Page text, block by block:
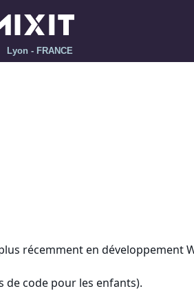
Lyon - FRANCE
récemment en développement
de code pour les enfants).